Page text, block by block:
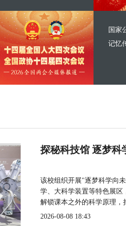
国家
记忆
探秘科技馆 逐梦科
该校组织开展"逐梦科学向
学、大科学装置等特色展区
解锁课本之外的科学原理，
2026-08-08 18:43